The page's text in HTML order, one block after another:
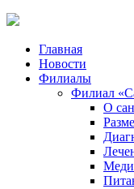
Главная
Новости
Филиалы
Филиал
О